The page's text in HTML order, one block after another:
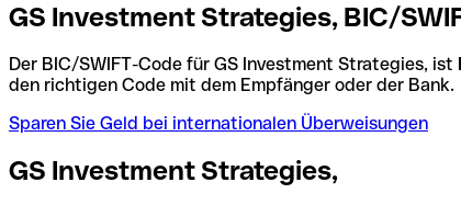
GS Investment Strategies, BIC/
Der BIC/SWIFT-Code für GS Investment Strategies, ist
den richtigen Code mit dem Empfänger oder der Bank.
Sparen Sie Geld bei internationalen Überweisungen
GS Investment Strategies,